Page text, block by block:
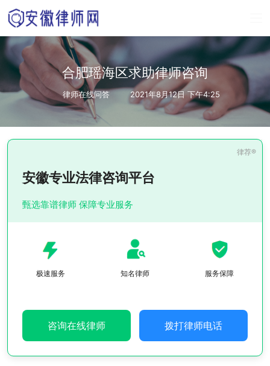
合肥瑶海区求助律师咨询
律师在线问答 2021年8月12日 下午4:25
安徽专业法律咨询平台
甄选靠谱律师 保障专业服务
极速服务 知名律师 服务保障
咨询在线律师 拨打律师电话